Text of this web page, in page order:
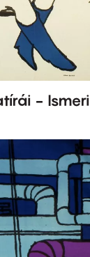
- Ismeri